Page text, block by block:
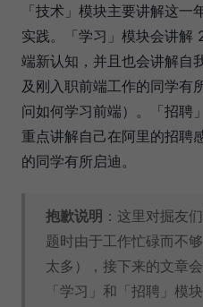
「技术」模块主要讲解这一
实践。「学习」模块会讲解
端新认知，并且也会讲解自
及刚入职前端工作的同学有
问如何学习前端）。「招聘
重点讲解自己在阿里的招聘
的同学有所启迪。
抱歉说明 ：这里对掘友
题时由于工作忙碌而不
太多），接下来的文章
「学习」和「招聘」模